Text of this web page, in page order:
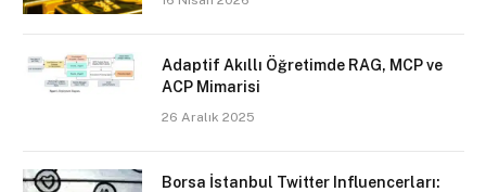
Adaptif Akıllı Öğretimde RAG, MCP ve
ACP Mimarisi
26 Aralık 2025
Borsa İstanbul Twitter Influencerları: